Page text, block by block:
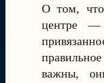
О том,
центре —
важны,